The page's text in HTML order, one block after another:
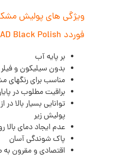
فوردد 4DAD Black Polish:
بر پایه آب
بدون سیلیکون و فیلر
مناسب برای رنگهای
براقیت مطلوب در
توانایی بسیار بالا در
پولیش زیر
عدم ایجاد دمای
پاک شوندگی آسان
اقتصادی و مقرون به